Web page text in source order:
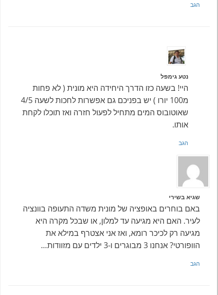
הגב
נטע גימפל
היי! בשעה כזו הדרך היחידה היא מונית ( לא פחות
מ100 יורו ) יש בפניכם גם אפשרות לחכות לשעה 4/5
שאוטובוס המים מתחיל לפעול חזרה ואז תוכלו לקחת
אותו.
הגב
שגיא בשירי
באם בוחרים באופציה של מונית משדה התעופה בוונציה
לעיר. האם היא מגיעה עד למלון, או שבכל מקרה היא
מגיעה רק לכיכר רומא, ואז אני אצטרף במילא את
הוופורטי? אנחנו 3 מבוגרים ו-3 ילדים עם מזוודות…
הגב